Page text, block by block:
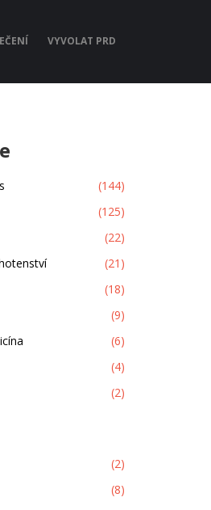
VYVOLAT PRD
(144)
(125)
(22)
(21)
(18)
(9)
(6)
(4)
(2)
(2)
(8)